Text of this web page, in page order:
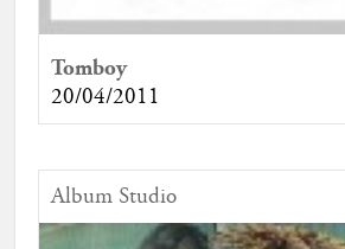
Tomboy
20/04/2011
Album Studio